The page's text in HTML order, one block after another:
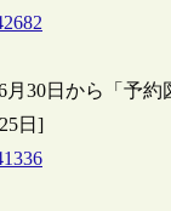
月30日から「予
日]